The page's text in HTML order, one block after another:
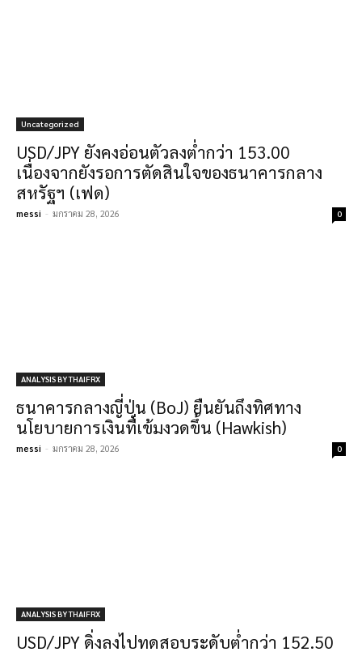
Uncategorized
USD/JPY ยังคงอ่อนตัวลงต่ำกว่า 153.00
เนื่องจากยังรอการตัดสินใจของธนาคารกลาง
สหรัฐฯ (เฟด)
messi - มกราคม 28, 2026 0
ANALYSIS BY THAIFRX
ธนาคารกลางญี่ปุ่น (BoJ) ยืนยันถึงทิศทาง
นโยบายการเงินที่เข้มงวดขึ้น (Hawkish)
messi - มกราคม 28, 2026 0
ANALYSIS BY THAIFRX
USD/JPY ดิ่งลงไปทดสอบระดับต่ำกว่า 152.50